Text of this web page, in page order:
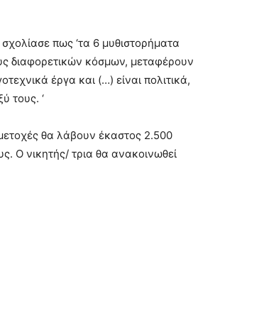
πως ‘τα 6 μυθιστορήματα
διαφορετικών κόσμων, μεταφέρουν
έργα και (…) είναι πολιτικά,
τους. ‘
θα λάβουν έκαστος 2.500
Ο νικητής/ τρια θα ανακοινωθεί